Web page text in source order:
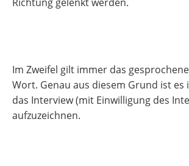
Im Zweifel gilt immer das
Wort. Genau aus diesem Grund ist
das Interview (mit Einwilligung des
aufzuzeichnen.